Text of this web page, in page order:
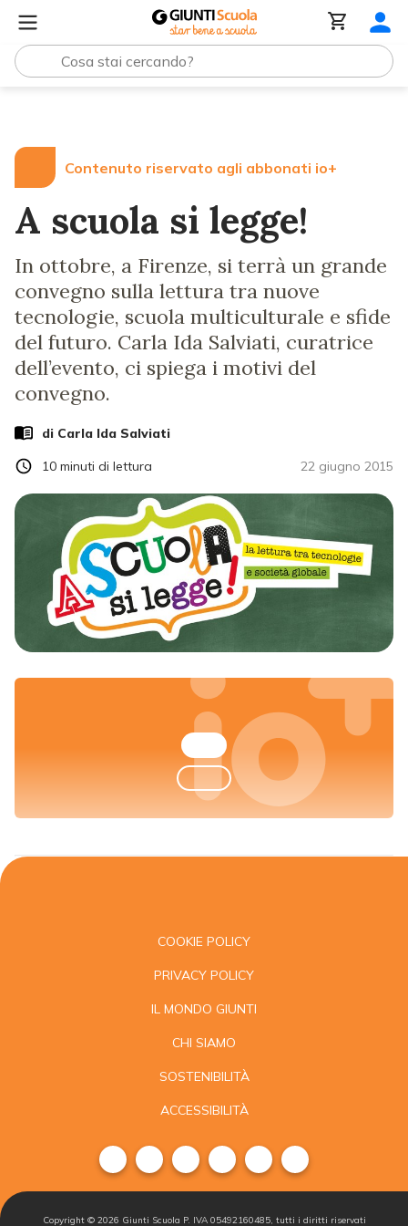
Contenuto riservato agli abbonati io+
A scuola si legge!
In ottobre, a Firenze, si terrà un grande
convegno sulla lettura tra nuove
tecnologie, scuola multiculturale e sfide
del futuro. Carla Ida Salviati, curatrice
dell’evento, ci spiega i motivi del
convegno.
di Carla Ida Salviati
22 giugno 2015
10 minuti di lettura
COOKIE POLICY
PRIVACY POLICY
IL MONDO GIUNTI
CHI SIAMO
SOSTENIBILITÀ
ACCESSIBILITÀ
Copyright © 2026 Giunti Scuola P. IVA 05492160485, tutti i diritti riservati